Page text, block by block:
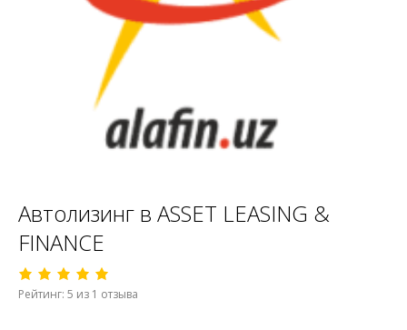
Автолизинг в ASSET LEASING &
FINANCE
Рейтинг: 5 из 1 отзыва